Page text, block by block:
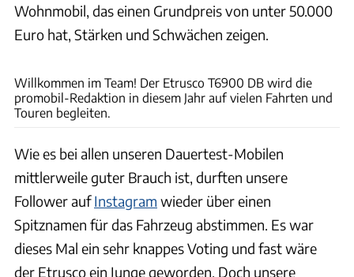
Wohnmobil, das einen Grundpreis von unter 50.000
Euro hat, Stärken und Schwächen zeigen.
Willkommen im Team! Der Etrusco T6900 DB wird die
promobil-Redaktion in diesem Jahr auf vielen Fahrten und
Touren begleiten.
Wie es bei allen unseren Dauertest-Mobilen
mittlerweile guter Brauch ist, durften unsere
Follower aufInstagram wieder über einen
Spitznamen für das Fahrzeug abstimmen. Es war
dieses Mal ein sehr knappes Voting und fast wäre
der Etrusco ein Junge geworden. Doch unsere